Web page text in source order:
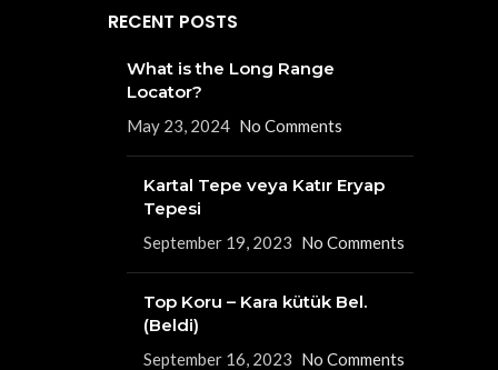
RECENT POSTS
What is the Long Range
Locator?
May 23, 2024 No Comments
Kartal Tepe veya Katır Eryap
Tepesi
September 19, 2023 No Comments
Top Koru – Kara kütük Bel.
(Beldi)
September 16, 2023 No Comments